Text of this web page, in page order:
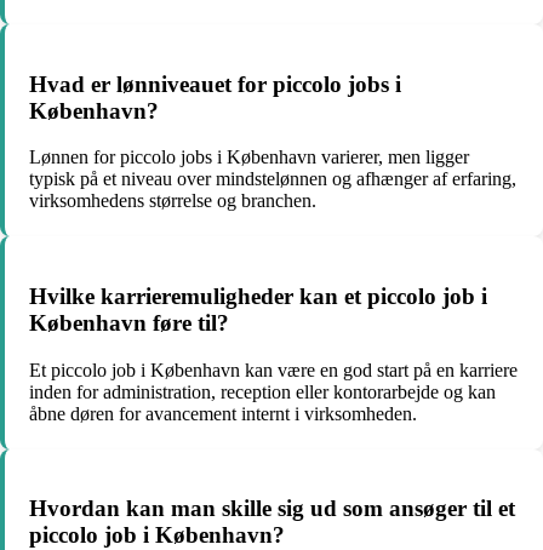
Hvad er lønniveauet for piccolo jobs i
København?
Lønnen for piccolo jobs i København varierer, men ligger
typisk på et niveau over mindstelønnen og afhænger af erfaring,
virksomhedens størrelse og branchen.
Hvilke karrieremuligheder kan et piccolo job i
København føre til?
Et piccolo job i København kan være en god start på en karriere
inden for administration, reception eller kontorarbejde og kan
åbne døren for avancement internt i virksomheden.
Hvordan kan man skille sig ud som ansøger til et
piccolo job i København?